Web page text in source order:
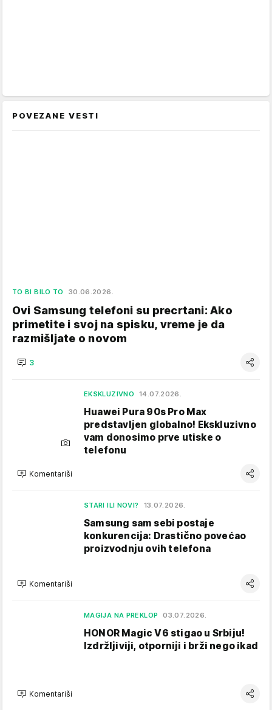
POVEZANE VESTI
TO BI BILO TO 30.06.2026.
Ovi Samsung telefoni su precrtani: Ako
primetite i svoj na spisku, vreme je da
razmišljate o novom
3
EKSKLUZIVNO 14.07.2026.
Huawei Pura 90s Pro Max
predstavljen globalno! Ekskluzivno
vam donosimo prve utiske o
telefonu
Komentariši
STARI ILI NOVI? 13.07.2026.
Samsung sam sebi postaje
konkurencija: Drastično povećao
proizvodnju ovih telefona
Komentariši
MAGIJA NA PREKLOP 03.07.2026.
HONOR Magic V6 stigao u Srbiju!
Izdržljiviji, otporniji i brži nego ikad
Komentariši